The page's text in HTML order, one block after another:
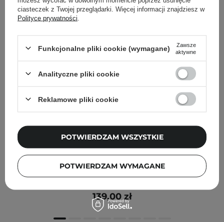
Purcell - 82% High Dose Peptide Formula - Kuracja do
Twarzy z Peptydami - 30ml
139,00 zł
ciasteczek z Twojej przeglądarki. Więcej informacji znajdziesz w
Polityce prywatności
Funkcjonalne pliki cookie (wymagane)
Zawsze
aktywne
Analityczne pliki cookie
Reklamowe pliki cookie
POTWIERDZAM WYMAGANE
POTWIERDZAM WSZYSTKIE